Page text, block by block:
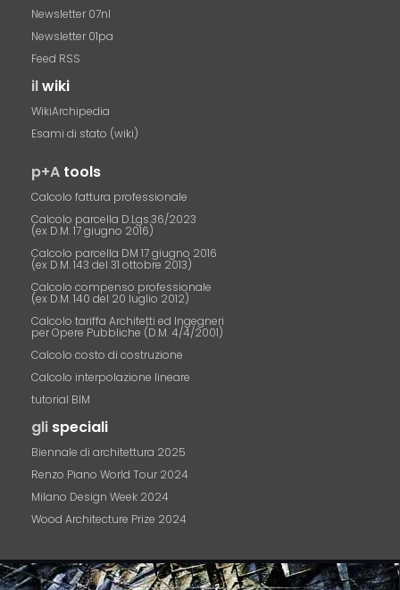
Newsletter 07nl
Newsletter 01pa
Feed RSS
ilwiki
WikiArchipedia
Esami di stato (wiki)
p+A tools
Calcolo fattura professionale
Calcolo parcella D.Lgs.36/2023
(ex D.M. 17 giugno 2016)
Calcolo parcella DM 17 giugno 2016
(ex D.M. 143 del 31 ottobre 2013)
Calcolo compenso professionale
(ex D.M. 140 del 20 luglio 2012)
Calcolo tariffa Architetti ed Ingegneri
per Opere Pubbliche (D.M. 4/4/2001)
Calcolo costo di costruzione
Calcolo interpolazione lineare
tutorial BIM
gli speciali
Biennale di architettura 2025
Renzo Piano World Tour 2024
Milano Design Week 2024
Wood Architecture Prize 2024